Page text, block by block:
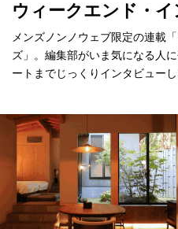
ウィークエンド・
メンズノンノウェブ限定の連載
ズ」。編集部がいま気になる人
ートまでじっくりインタビューし